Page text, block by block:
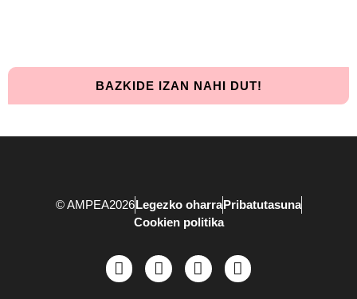
BAZKIDE IZAN NAHI DUT!
© AMPEA2026Legezko oharraPribatutasuna
Cookien politika